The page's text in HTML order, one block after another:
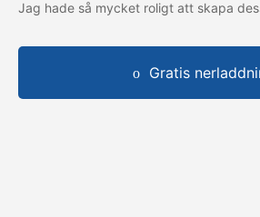
Jag hade så mycket roligt att skapa
Gratis